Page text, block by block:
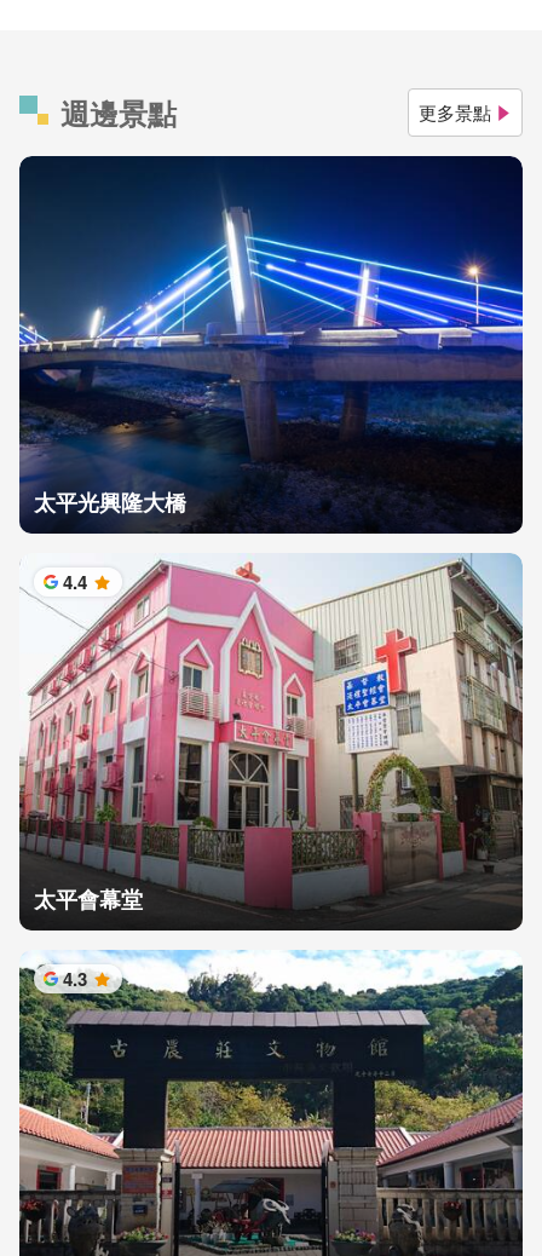
週邊景點 更多景點
太平光興隆大橋
4.4 星
太平會幕堂
4.3 星